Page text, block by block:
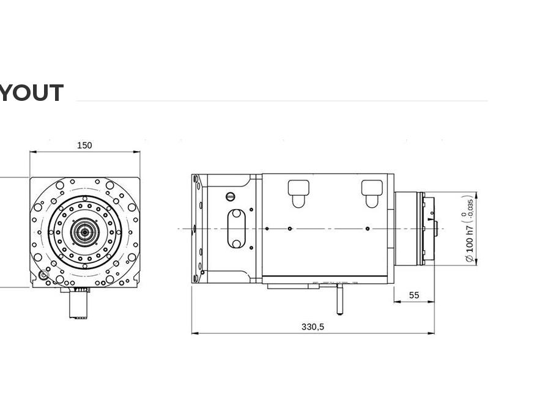
Cognome
Telefono Città
CAP